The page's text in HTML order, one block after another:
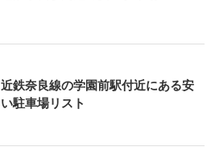
近鉄奈良線の学園前駅付近にある安
い駐車場リスト